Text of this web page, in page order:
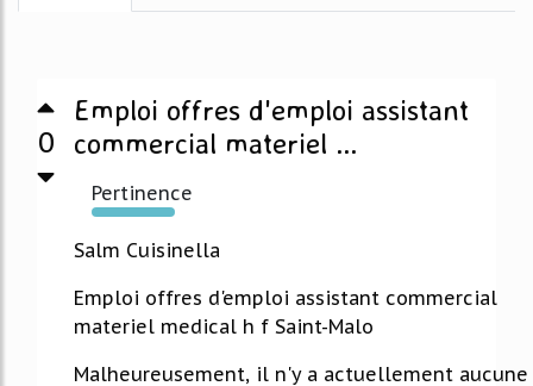
0
Emploi offres d'emploi assistant
commercial materiel ...
Pertinence
670%
Salm Cuisinella
Emploi offres d'emploi assistant commercial
materiel medical h f Saint-Malo
Malheureusement, il n'y a actuellement aucune